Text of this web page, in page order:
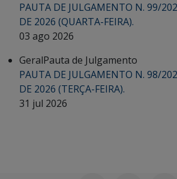
PAUTA DE JULGAMENTO N. 99/
DE 2026 (QUARTA-FEIRA).
03 ago 2026
GeralPauta de Julgamento
PAUTA DE JULGAMENTO N. 98/
DE 2026 (TERÇA-FEIRA).
31 jul 2026